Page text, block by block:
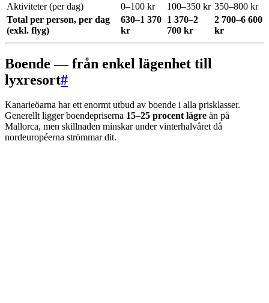
Aktiviteter (per dag)
0–100 kr 100–350 kr 350–800 kr
Total per person, per dag
(exkl. flyg)
630–1 370
kr
1 370–2
700 kr
2 700–6 600
kr
Boende — från enkel lägenhet till
lyxresort#
Kanarieöarna har ett enormt utbud av boende i alla prisklasser.
Generellt ligger boendepriserna 15–25 procent lägre än på
Mallorca, men skillnaden minskar under vinterhalvåret då
nordeuropéerna strömmar dit.